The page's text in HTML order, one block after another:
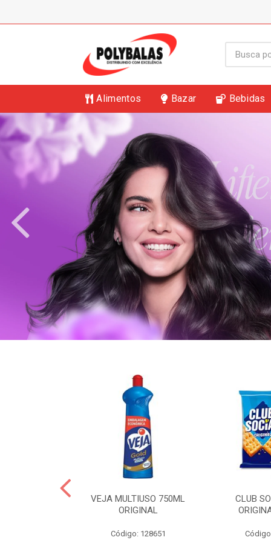
Alimentos Bazar Bebidas
VEJA MULTIUSO 750ML
ORIGINAL
Código: 128651
CLUB